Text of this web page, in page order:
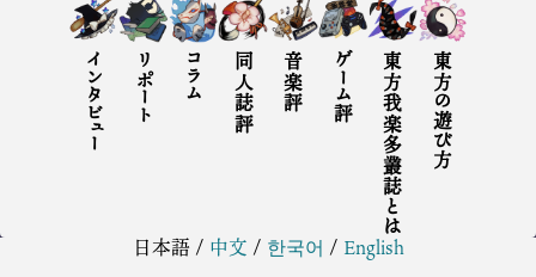
インタビュー リポート コラム 同人誌評 音楽評 ゲーム評 東方我楽多叢誌とは 東方の遊び方
日本語/ 中文 / 한국어 / English